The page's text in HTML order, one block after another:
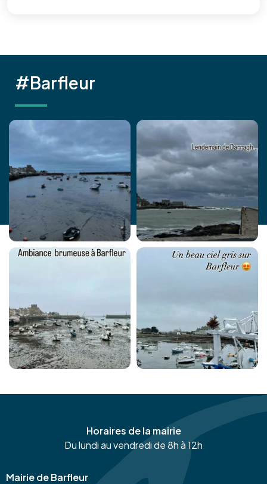
#Barfleur
Horaires de la mairie
Du lundi au vendredi de 8h à 12h
Mairie de Barfleur